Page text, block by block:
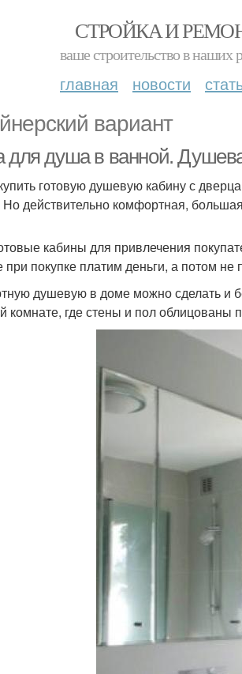
СТРОЙКА И
ваше строительство в наших
главная новости
вариант
душа в ванной.
готовую душевую кабину с
действительно комфортная,
кабины для привлечения
при покупке платим деньги, а потом не
душевую в доме можно сделать и
комнате, где стены и пол облицованы